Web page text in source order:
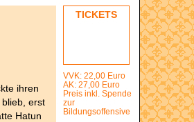
TICKETS
VVK: 22,00 Euro
AK: 27,00 Euro
Preis inkl. Spende
zur
Bildungsoffensive
ihren
erst
Hatun